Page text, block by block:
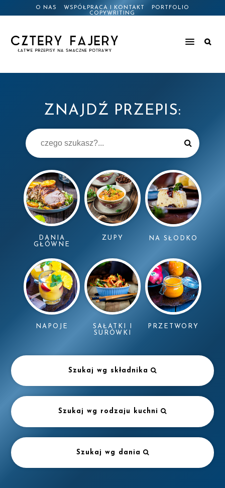
O NAS WSPÓŁPRACA I KONTAKT
PORTFOLIO
COPYWRITING
ZNAJDŹ PRZEPIS:
DANIA
GŁÓWNE
ZUPY NA SŁODKO
NAPOJE
SAŁATKI I
SURÓWKI
PRZETWORY
Szukaj wg składnika
Szukaj wg rodzaju kuchni
Szukaj wg dania